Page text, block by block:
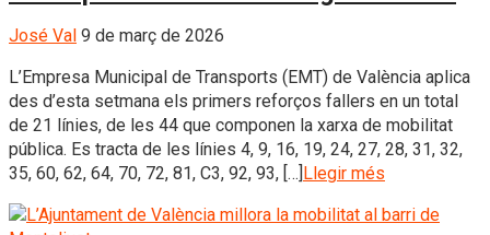
José Val 9 de març de 2026
L’Empresa Municipal de Transports (EMT) de València aplica
des d’esta setmana els primers reforços fallers en un total
de 21 línies, de les 44 que componen la xarxa de mobilitat
pública. Es tracta de les línies 4, 9, 16, 19, 24, 27, 28, 31, 32,
35, 60, 62, 64, 70, 72, 81, C3, 92, 93, […] Llegir més